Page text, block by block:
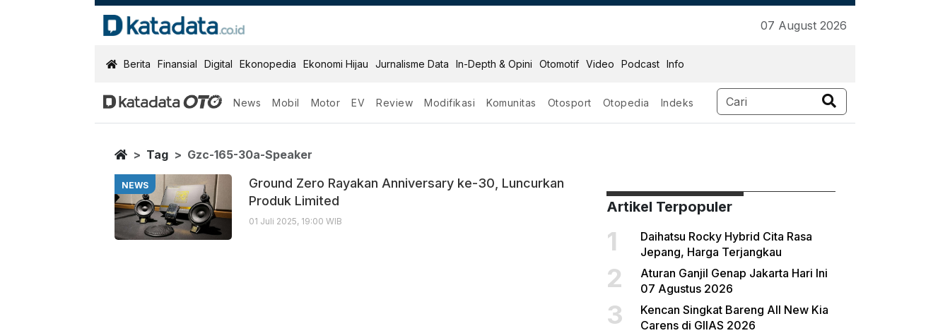
07 August 2026
KatadataOTO
Berita Finansial Digital Ekonopedia Ekonomi Hijau Jurnalisme Data In-Depth & Opini Otomotif Video Podcast Info
News Mobil Motor EV Review Modifikasi Komunitas Otosport Otopedia Indeks
Gzc 165 30a Speaker
Berita Terbaru
Home
Tag Gzc-165-30a-Speaker
NEWS
Ground Zero Rayakan Anniversary ke-30, Luncurkan
Produk Limited
01 Juli 2025, 19:00 WIB
Artikel Terpopuler
1
Daihatsu Rocky Hybrid Cita Rasa
Jepang, Harga Terjangkau
2
Aturan Ganjil Genap Jakarta Hari Ini
07 Agustus 2026
3
Kencan Singkat Bareng All New Kia
Carens di GIIAS 2026